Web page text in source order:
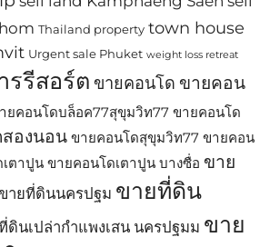
Thailand property town house
Urgent sale Phuket weight loss retreat
รรีสอร์ต ขายคอนโด ขายคอน
ยคอนโดบล็อค77สุขุมวิท77 ขายคอนโด
องนอน ขายคอนโดสุขุมวิท77 ขายคอน
ตาปูน ขายคอนโดเตาปูน บางซื่อ ขาย
ายที่ดินนครปฐม ขายที่ดิน
ดินเปล่ากำแพงเสน นครปฐมม ขาย